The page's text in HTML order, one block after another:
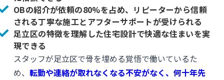
OBの紹介が依頼の80%を占め、リピーターから信頼
される丁寧な施工とアフターサポートが受けられる
足立区の特徴を理解した住宅設計で快適な住まいを実
現できる
スタッフが足立区で骨を埋める覚悟で働いているた
め、 転勤や連絡が取れなくなる不安がなく、何十年先